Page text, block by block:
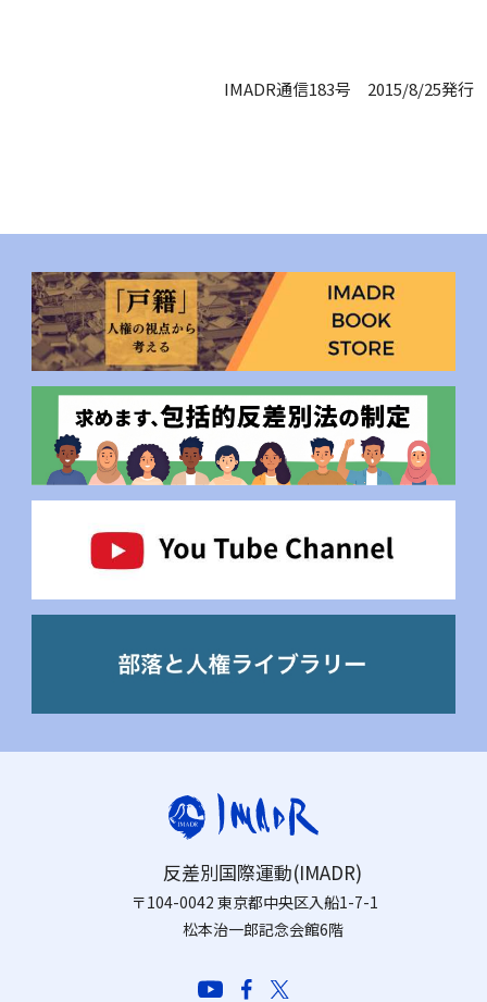
IMADR通信183号 2015/8/25発行
反差別国際運動(IMADR)
〒104-0042 東京都中央区入船1-7-1
松本治一郎記念会館6階